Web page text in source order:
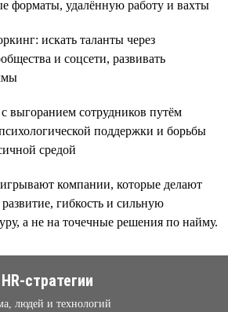
форматы, удалённую работу и вахты
искать таланты через
и соцсети, развивать
выгоранием сотрудников путём
поддержки и борьбы
средой
компании, которые делают
гибкость и сильную
а не на точечные решения по найму.
стратегии
людей и технологий